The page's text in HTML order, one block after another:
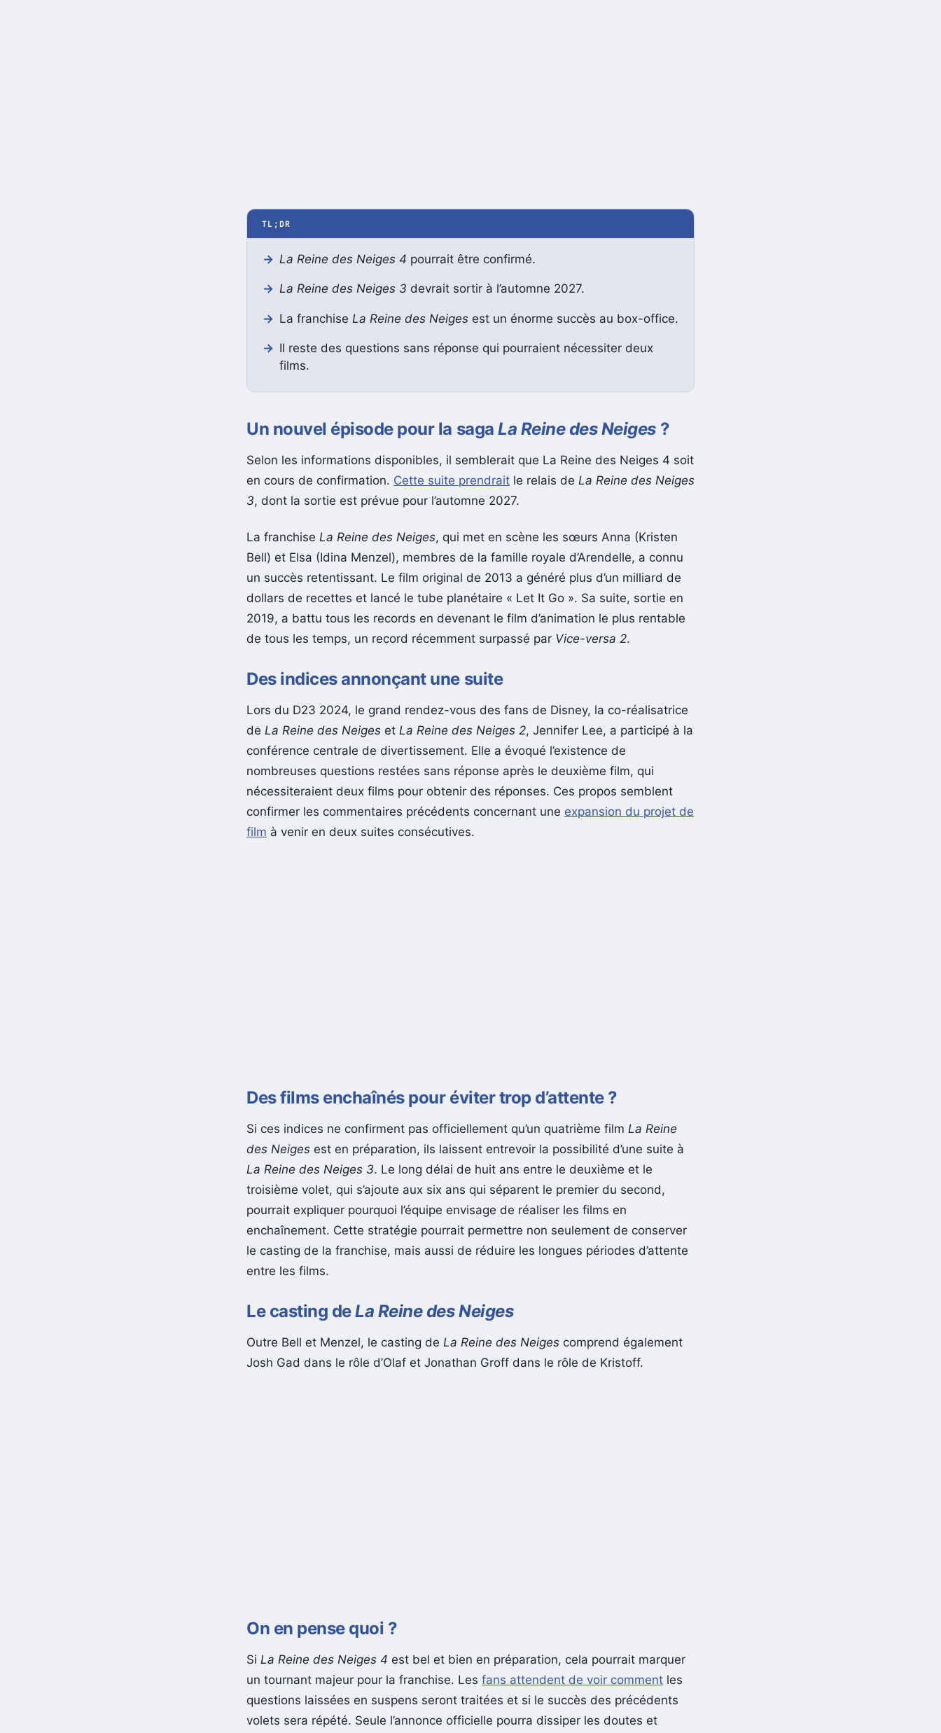
TL;DR
La Reine des Neiges 4 pourrait être confirmé.
La Reine des Neiges 3 devrait sortir à l’automne 2027.
La franchise La Reine des Neigesest un énorme succès au box-office.
Il reste des questions sans réponse qui pourraient nécessiter deux
films.
Un nouvel épisode pour la sagaLa Reine des Neiges ?
Selon les informations disponibles, il semblerait que La Reine des Neiges 4 soit
en cours de confirmation. Cette suite prendrait le relais de La Reine des Neiges
3, dont la sortie est prévue pour l’automne 2027.
La franchise La Reine des Neiges, qui met en scène les sœurs Anna (Kristen
Bell) et Elsa (Idina Menzel), membres de la famille royale d’Arendelle, a connu
un succès retentissant. Le film original de 2013 a généré plus d’un milliard de
dollars de recettes et lancé le tube planétaire « Let It Go ». Sa suite, sortie en
2019, a battu tous les records en devenant le film d’animation le plus rentable
de tous les temps, un record récemment surpassé par Vice-versa 2.
Des indices annonçant une suite
Lors du D23 2024, le grand rendez-vous des fans de Disney, la co-réalisatrice
de La Reine des Neiges et La Reine des Neiges 2, Jennifer Lee, a participé à la
conférence centrale de divertissement. Elle a évoqué l’existence de
nombreuses questions restées sans réponse après le deuxième film, qui
nécessiteraient deux films pour obtenir des réponses. Ces propos semblent
confirmer les commentaires précédents concernant une expansion du projet de
film à venir en deux suites consécutives.
Des films enchaînés pour éviter trop d’attente ?
Si ces indices ne confirment pas officiellement qu’un quatrième film
La Reine
des Neiges
est en préparation, ils laissent entrevoir la possibilité d’une suite à
La Reine des Neiges 3 . Le long délai de huit ans entre le deuxième et le
troisième volet, qui s’ajoute aux six ans qui séparent le premier du second,
pourrait expliquer pourquoi l’équipe envisage de réaliser les films en
enchaînement. Cette stratégie pourrait permettre non seulement de conserver
le casting de la franchise, mais aussi de réduire les longues périodes d’attente
Le casting de La Reine des Neiges
Outre Bell et Menzel, le casting de La Reine des Neiges
comprend également
On en pense quoi ?
Si La Reine des Neiges 4est bel et bien en préparation, cela pourrait marquer
un tournant majeur pour la franchise. Lesfans attendent de voir comment les
questions laissées en suspens seront traitées et si le succès des précédents